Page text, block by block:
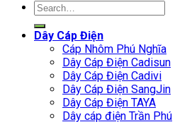
Search
for:
Dây Cáp Điện
Cáp Nhôm Phú Nghĩa
Dây Cáp Điện Cadisun
Dây Cáp Điện Cadivi
Dây Cáp Điện SangJin
Dây Cáp Điện TAYA
Dây cáp điện Trần Phú